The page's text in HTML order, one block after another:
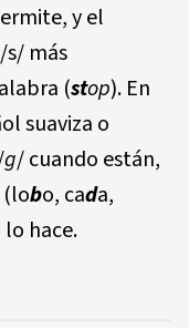
y el
más
(stop). En
suaviza o
g/ cuando están,
bo, cada,
hace.